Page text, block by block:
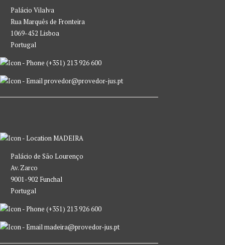
Palácio Vilalva
Rua Marquês de Fronteira
1069-452 Lisboa
Portugal
(+351) 213 926 600
provedor@provedor-jus.pt
MADEIRA
Palácio de São Lourenço
Av. Zarco
9001-902 Funchal
Portugal
(+351) 213 926 600
madeira@provedor-jus.pt